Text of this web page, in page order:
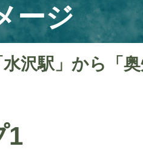
ージ
水沢駅」から「
1